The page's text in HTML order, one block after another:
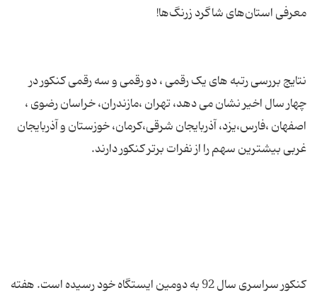
نتایج بررسی رتبه های یک رقمی ، دو رقمی و سه رقمی کنکور در
چهار سال اخیر نشان می دهد، تهران ،مازندران، خراسان رضوی ،
اصفهان ،فارس،یزد، آذربایجان شرقی،کرمان، خوزستان و آذربایجان
کنکور سراسری سال 92 به دومین ایستگاه خود رسیده است. هفته